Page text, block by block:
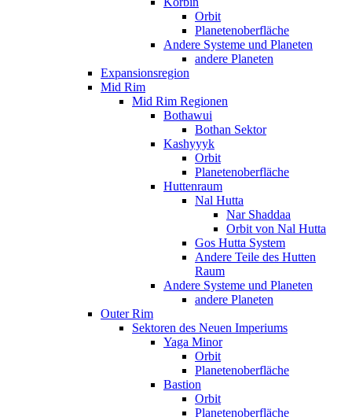
Orbit
Planetenoberfläche
Andere Systeme und Planeten
andere Planeten
Expansionsregion
Mid Rim
Mid Rim Regionen
Bothawui
Bothan Sektor
Kashyyyk
Orbit
Planetenoberfläche
Huttenraum
Nal Hutta
Nar Shaddaa
Orbit von Nal Hutta
Gos Hutta System
Andere Teile des Hutten
Raum
Andere Systeme und Planeten
andere Planeten
Outer Rim
Sektoren des Neuen Imperiums
Yaga Minor
Orbit
Planetenoberfläche
Bastion
Orbit
Planetenoberfläche